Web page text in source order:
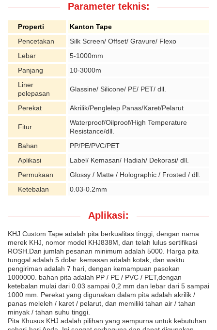
Parameter teknis:
Properti
Kanton Tape
Pencetakan
Silk Screen/ Offset/ Gravure/ Flexo
Lebar
5-1000mm
Panjang
10-3000m
Liner
pelepasan
Glassine/ Silicone/ PE/ PET/ dll.
Perekat Akrilik/Penglelep Panas/Karet/Pelarut
Fitur
Waterproof/Oilproof/High Temperature
Resistance/dll.
Bahan
PP/PE/PVC/PET
Aplikasi
Label/ Kemasan/ Hadiah/ Dekorasi/ dll.
Permukaan
Glossy / Matte / Holographic / Frosted / dll.
Ketebalan
0.03-0.2mm
Aplikasi:
KHJ Custom Tape adalah pita berkualitas tinggi, dengan nama
merek KHJ, nomor model KHJ838M, dan telah lulus sertifikasi
ROSH.Dan jumlah pesanan minimum adalah 5000. Harga pita
tunggal adalah 5 dolar. kemasan adalah kotak, dan waktu
pengiriman adalah 7 hari, dengan kemampuan pasokan
1000000. bahan pita adalah PP / PE / PVC / PET,dengan
ketebalan mulai dari 0.03 sampai 0,2 mm dan lebar dari 5 sampai
1000 mm. Perekat yang digunakan dalam pita adalah akrilik /
panas meleleh / karet / pelarut, dan memiliki tahan air / tahan
minyak / tahan suhu tinggi.
Pita Khusus KHJ adalah pilihan yang sempurna untuk kebutuhan